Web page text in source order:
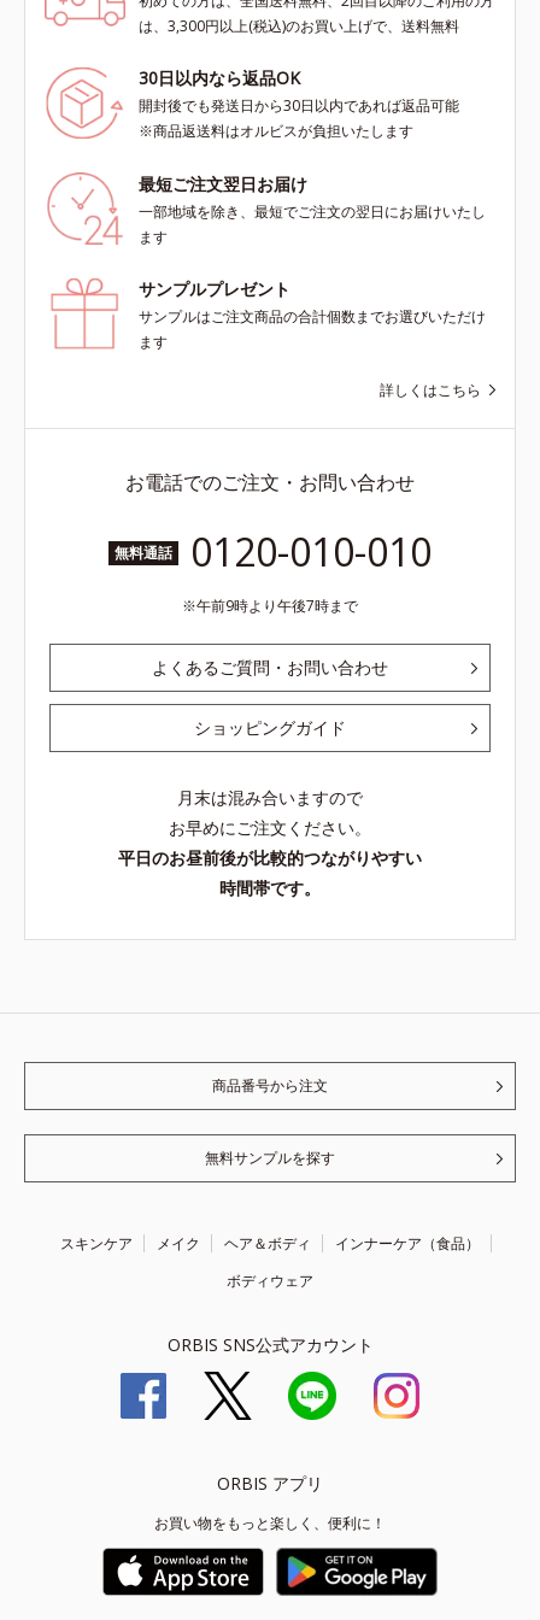
は、3,300円以上(税込)のお買い上げで、送料無料
30日以内なら返品OK
開封後でも発送日から30日以内であれば返品可能
※商品返送料はオルビスが負担いたします
最短ご注文翌日お届け
一部地域を除き、最短でご注文の翌日にお届けいたし
ます
サンプルプレゼント
サンプルはご注文商品の合計個数までお選びいただけ
ます
詳しくはこちら
お電話でのご注文・お問い合わせ
無料通話 0120-010-010
午前9時より午後7時まで
よくあるご質問・お問い合わせ
ショッピングガイド
月末は混み合いますので
お早めにご注文ください。
平日のお昼前後が比較的つながりやすい
時間帯です。
商品番号から注文
無料サンプルを探す
スキンケア メイク ヘア＆ボディ
インナーケア（食品）
ボディウェア
ORBIS SNS公式アカウント
ORBIS アプリ
お買い物をもっと楽しく、便利に！